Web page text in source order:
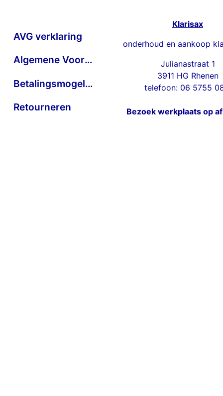
AVG verklaring
Algemene Voorwaarden
Betalingsmogelijkheden
Retourneren
Klarisax
onderhoud en aankoop
Julianastraat 1
3911 HG Rhenen
telefoon: 06 5755
Bezoek werkplaats op